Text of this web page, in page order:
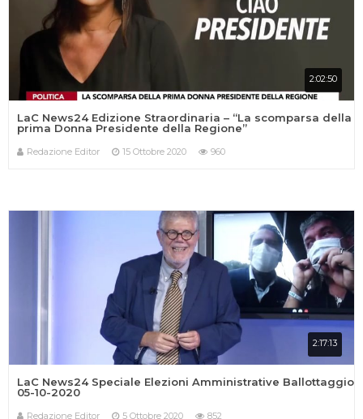
2:02:50
LaC News24 Edizione Straordinaria – “La scomparsa della
prima Donna Presidente della Regione”
Redazione Editor 15 Ottobre 2020 960
2:17:13
LaC News24 Speciale Elezioni Amministrative Ballottaggio
05-10-2020
Redazione Editor 5 Ottobre 2020 852